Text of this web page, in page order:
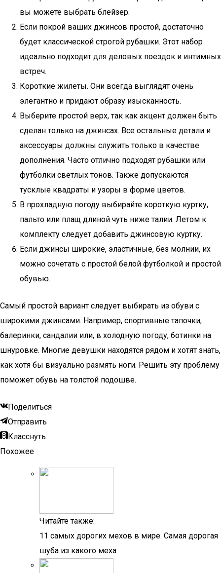
вы можете выбрать блейзер.
Если покрой ваших джинсов простой, достаточно
будет классической строгой рубашки. Этот набор
идеально подходит для деловых поездок и интимных
встреч.
Короткие жилеты. Они всегда выглядят очень
элегантно и придают образу изысканность.
Выберите простой верх, так как акцент должен быть
сделан только на джинсах. Все остальные детали и
аксессуары должны служить только в качестве
дополнения. Часто отлично подходят рубашки или
футболки светлых тонов. Также допускаются
тусклые квадраты и узоры в форме цветов.
В прохладную погоду выбирайте короткую куртку,
пальто или плащ длиной чуть ниже талии. Летом к
комплекту следует добавить джинсовую куртку.
Если джинсы широкие, эластичные, без молнии, их
можно сочетать с простой белой футболкой и простой
обувью.
Самый простой вариант следует выбирать из обуви с
широкими джинсами. Например, спортивные тапочки,
балеринки, сандалии или, в холодную погоду, ботинки на
шнуровке. Многие девушки находятся рядом и хотят знать,
как хотя бы визуально размять ноги. Решить эту проблему
поможет обувь на толстой подошве.
Поделиться
Отправить
Класснуть
Похожее
Читайте также:
11 самых дорогих мехов в мире. Самая дорогая
шуба из какого меха